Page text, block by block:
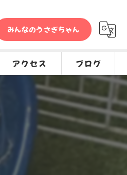
みんなのうさぎちゃん
アクセス ブログ
コラム